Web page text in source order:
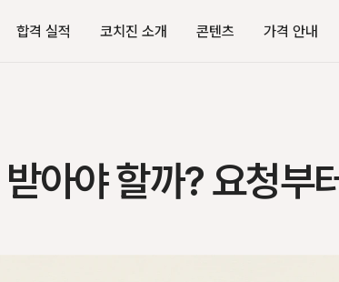
합격 실적 코치진 소개 콘텐츠 가격 안내
아야 할까? 요청부